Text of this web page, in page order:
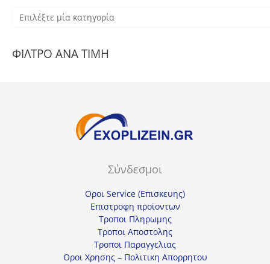
ΦΙΛΤΡΟ ΑΝΑ ΤΙΜΗ
Σύνδεσμοι
Οροι Service (Επισκευης)
Επιστροφη προϊοντων
Τροποι Πληρωμης
Τροποι Αποστολης
Τροποι Παραγγελιας
Οροι Χρησης – Πολιτικη Απορρητου